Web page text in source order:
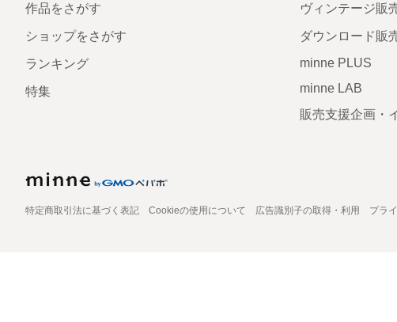
作品をさがす
ショップをさがす
ランキング
特集
ヴィンテージ販
ダウンロード販
minne PLUS
minne LAB
販売支援企画・
特定商取引法に基づく表記 Cookieの使用について 広告識別子の取得・利用 プラ